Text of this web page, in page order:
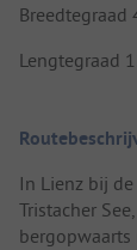
Breedtegraad
Lengtegraad
In Lienz bij
Tristacher